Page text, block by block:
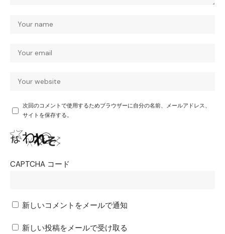
次回のコメントで使用するためブラウザーに自分の名前、メールアドレス、
サイトを保存する。
CAPTCHA コード
新しいコメントをメールで通知
新しい投稿をメールで受け取る